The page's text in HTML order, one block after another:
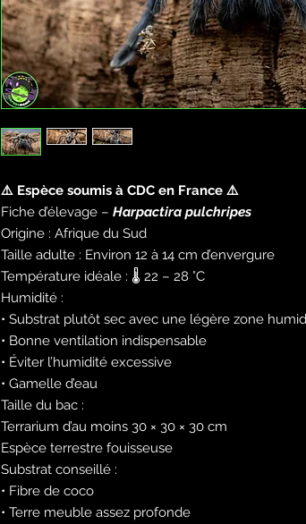
⚠️ Espèce soumis à CDC en France ⚠️
Fiche d’élevage – Harpactira pulchripes
Origine : Afrique du Sud
Taille adulte : Environ 12 à 14 cm d’envergure
Température idéale : 🌡️ 22 – 28 °C
Humidité :
• Substrat plutôt sec avec une légère zone
• Bonne ventilation indispensable
• Éviter l’humidité excessive
• Gamelle d’eau
Taille du bac :
Terrarium d’au moins 30 × 30 × 30 cm
Espèce terrestre fouisseuse
Substrat conseillé :
• Fibre de coco
• Terre meuble assez profonde